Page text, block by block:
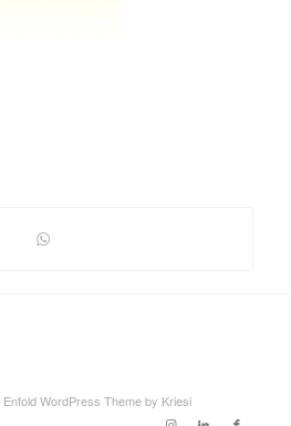
Enfold WordPress Theme by Kriesi